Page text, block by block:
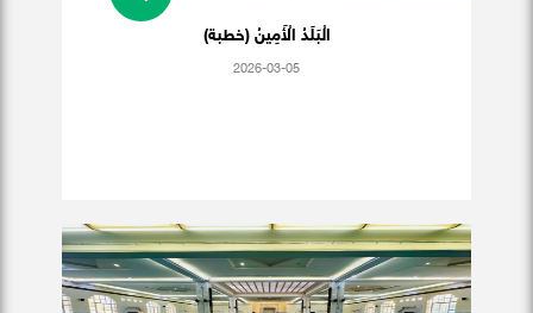
الْبَلَدُ الْأَمِينُ (خطبة)
2026-03-05